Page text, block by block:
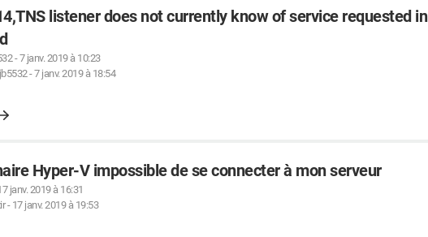
listener does not currently know of service requested in
-7 janv. 2019 à 10:23
-7 janv. 2019 à 18:54
Hyper-V impossible de se connecter à mon serveur
janv. 2019 à 16:31
- 17 janv. 2019 à 19:53